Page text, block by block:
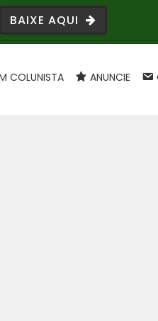
BAIXE AQUI
COLUNISTA ANUNCIE